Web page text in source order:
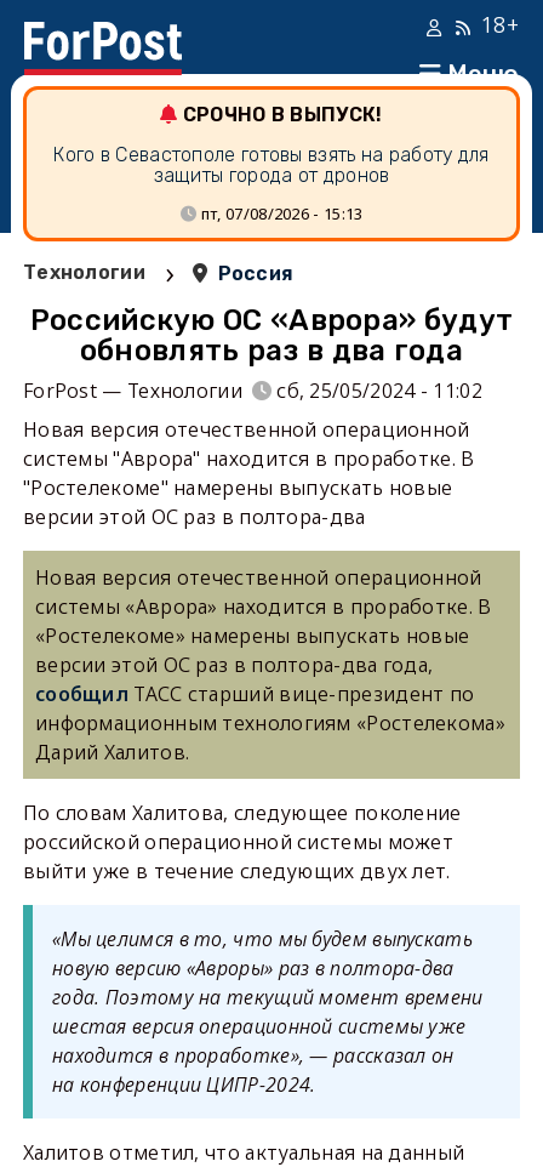
Меню
18+
СРОЧНО В ВЫПУСК!
Кого в Севастополе готовы взять на работу для
защиты города от дронов
пт, 07/08/2026 - 15:13
Технологии › Россия
Российскую ОС «Аврора» будут
обновлять раз в два года
ForPost — Технологии
сб, 25/05/2024 - 11:02
Новая версия отечественной операционной
системы "Аврора" находится в проработке. В
"Ростелекоме" намерены выпускать новые
версии этой ОС раз в полтора-два
Новая версия отечественной операционной
системы «Аврора» находится в проработке. В
«Ростелекоме» намерены выпускать новые
версии этой ОС раз в полтора-два года,
сообщил ТАСС старший вице-президент по
информационным технологиям «Ростелекома»
Дарий Халитов.
По словам Халитова, следующее поколение
российской операционной системы может
выйти уже в течение следующих двух лет.
«Мы целимся в то, что мы будем выпускать
новую версию «Авроры» раз в полтора-два
года. Поэтому на текущий момент времени
шестая версия операционной системы уже
находится в проработке», — рассказал он
на конференции ЦИПР-2024.
Халитов отметил, что актуальная на данный